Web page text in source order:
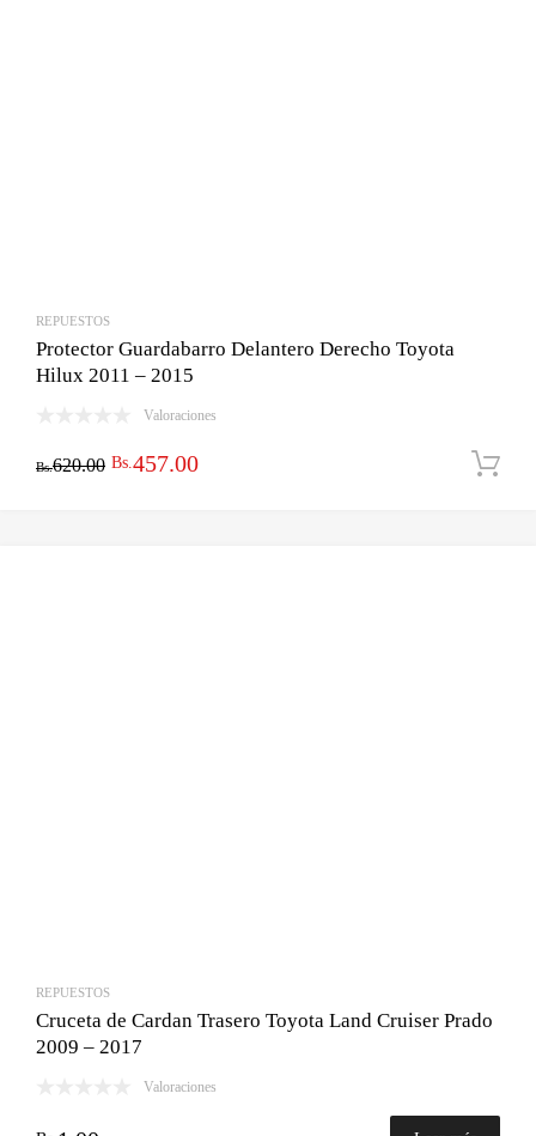
REPUESTOS
Protector Guardabarro Delantero Derecho Toyota
Hilux 2011 – 2015
Valoraciones
Bs.620.00 El
Bs.457.00El
REPUESTOS
Cruceta de Cardan Trasero Toyota Land Cruiser Prado
2009 – 2017
Valoraciones